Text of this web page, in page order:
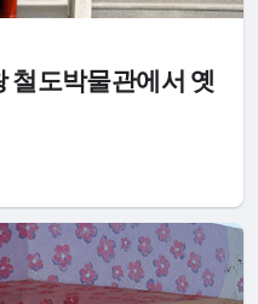
철도박물관에서 옛